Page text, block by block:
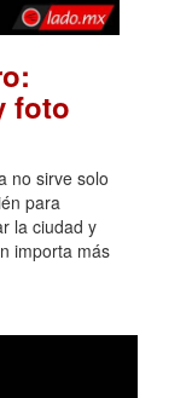
foto
no sirve solo
para
la ciudad y
importa más